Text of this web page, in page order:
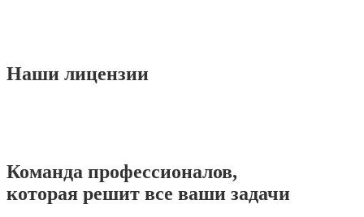
Наши лицензии
Команда профессионалов,
которая решит все ваши задачи